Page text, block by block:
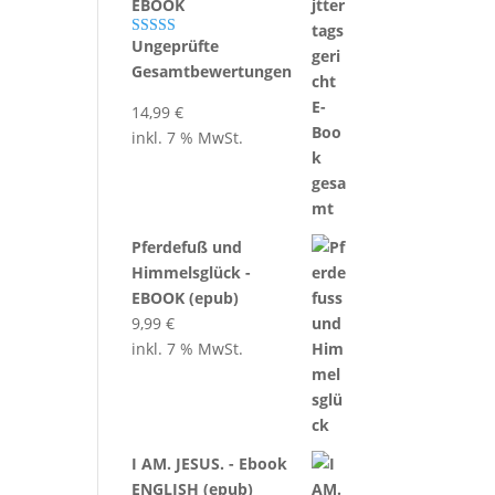
EBOOK
Bewertet mit
5.00
von 5
Ungeprüfte
Gesamtbewertungen
14,99€
inkl. 7 % MwSt.
Pferdefuß und
Himmelsglück -
EBOOK (epub)
9,99€
inkl. 7 % MwSt.
I AM. JESUS. - Ebook
ENGLISH (epub)